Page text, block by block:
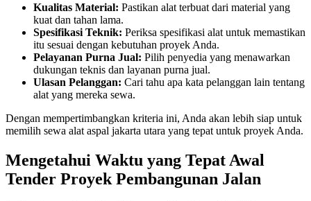
Kualitas Material: Pastikan alat terbuat dari material yang
kuat dan tahan lama.
Spesifikasi Teknik: Periksa spesifikasi alat untuk memastikan
itu sesuai dengan kebutuhan proyek Anda.
Pelayanan Purna Jual: Pilih penyedia yang menawarkan
dukungan teknis dan layanan purna jual.
Ulasan Pelanggan: Cari tahu apa kata pelanggan lain tentang
alat yang mereka sewa.
Dengan mempertimbangkan kriteria ini, Anda akan lebih siap untuk
memilih sewa alat aspal jakarta utara yang tepat untuk proyek Anda.
Mengetahui Waktu yang Tepat Awal
Tender Proyek Pembangunan Jalan